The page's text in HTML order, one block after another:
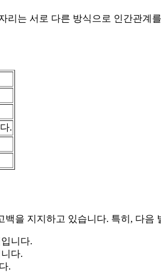
는 서로 다른 방식으로 인간관
.
을 지지하고 있습니다. 특히, 다
니다.
다.
.